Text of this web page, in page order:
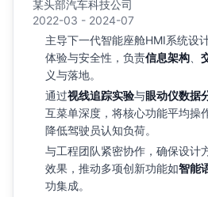
某头部汽车科技公司
2022-03 - 2024-07
主导下一代智能座舱HMI系统设
体验与安全性，负责信息架构
义与落地。
通过视线追踪实验与眼动仪数据
互菜单深度，将核心功能平均操
降低驾驶员认知负荷。
与工程团队紧密协作，确保设计
效果，推动多项创新功能如智能
功集成。